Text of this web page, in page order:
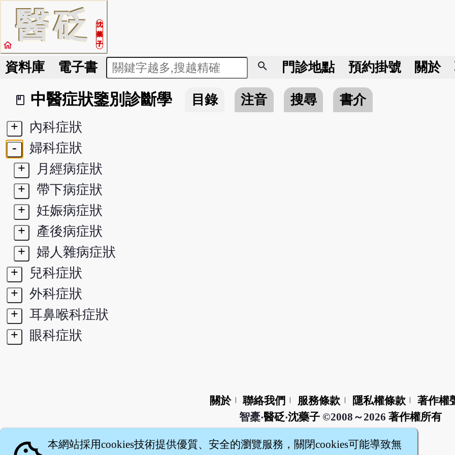
醫砭
沈
藥
子
home
資料庫 電子書 search 門診地點 預約掛號 關於
book_2
中醫症狀鑒別診斷學 目錄 注音 搜尋
書介
+
內科症狀
-
婦科症狀
+
月經病症狀
+
帶下病症狀
+
妊娠病症狀
+
產後病症狀
+
婦人雜病症狀
+
兒科症狀
+
外科症狀
+
耳鼻喉科症狀
+
眼科症狀
關於 聯絡我們 服務條款 隱私權條款
著作權
智橐‧醫砭‧沈藥子©2008～2026 著作權所有
本網站採用cookies技術提供優質、安全的瀏覽服務，關閉cookies可能導致無